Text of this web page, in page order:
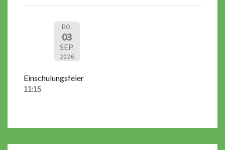
DO.
03
SEP.
2026
Einschulungsfeier
11:15